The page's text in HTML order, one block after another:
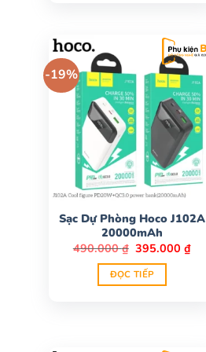
-19%
Sạc Dự Phòng Hoco J102A
20000mAh
490.000₫ Giá
là:
490.000 ₫.
395.000₫Giá
ĐỌC TIẾP